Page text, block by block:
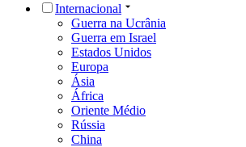
Internacional
Guerra na Ucrânia
Guerra em Israel
Estados Unidos
Europa
Ásia
África
Oriente Médio
Rússia
China